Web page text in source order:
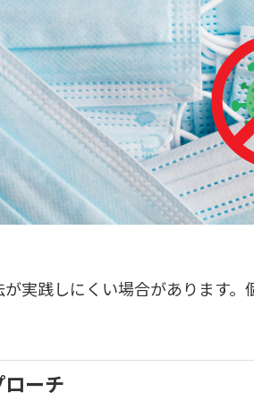
実践しにくい場合があります。
ーチ